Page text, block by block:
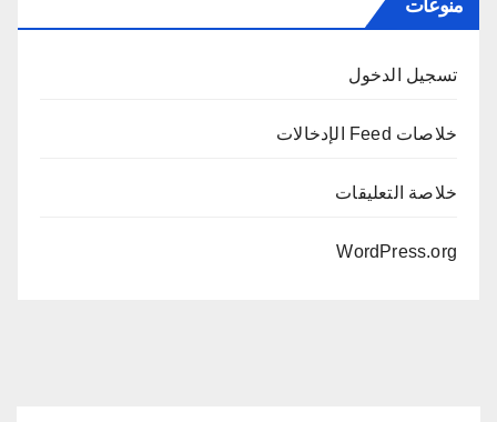
منوعات
تسجيل الدخول
خلاصات Feed الإدخالات
خلاصة التعليقات
WordPress.org